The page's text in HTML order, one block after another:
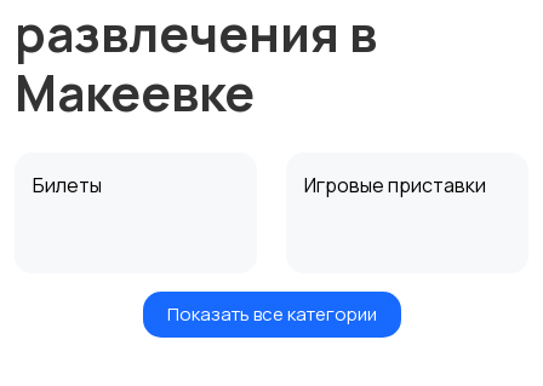
развлечения в
Макеевке
Билеты Игровые приставки
Игры для приставок и
Книги и журналы
Показать все категории